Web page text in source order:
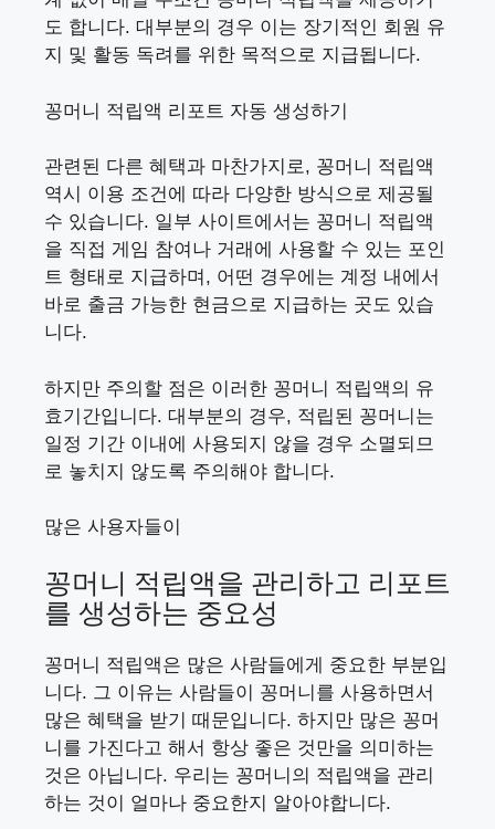
도 합니다. 대부분의 경우 이는 장기적인 회원 유
지 및 활동 독려를 위한 목적으로 지급됩니다.
꽁머니 적립액 리포트 자동 생성하기
관련된 다른 혜택과 마찬가지로, 꽁머니 적립액
역시 이용 조건에 따라 다양한 방식으로 제공될
수 있습니다. 일부 사이트에서는 꽁머니 적립액
을 직접 게임 참여나 거래에 사용할 수 있는 포인
트 형태로 지급하며, 어떤 경우에는 계정 내에서
바로 출금 가능한 현금으로 지급하는 곳도 있습
니다.
하지만 주의할 점은 이러한 꽁머니 적립액의 유
효기간입니다. 대부분의 경우, 적립된 꽁머니는
일정 기간 이내에 사용되지 않을 경우 소멸되므
로 놓치지 않도록 주의해야 합니다.
많은 사용자들이
꽁머니 적립액을 관리하고 리포트
를 생성하는 중요성
꽁머니 적립액은 많은 사람들에게 중요한 부분입
니다. 그 이유는 사람들이 꽁머니를 사용하면서
많은 혜택을 받기 때문입니다. 하지만 많은 꽁머
니를 가진다고 해서 항상 좋은 것만을 의미하는
것은 아닙니다. 우리는 꽁머니의 적립액을 관리
하는 것이 얼마나 중요한지 알아야합니다.